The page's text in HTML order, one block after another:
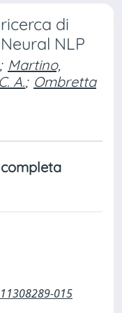
di
NLP
; Martino,
A.; Ombretta
015